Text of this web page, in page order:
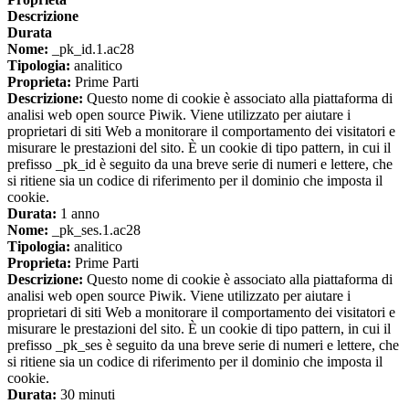
Descrizione
Durata
Nome: _pk_id.1.ac28
Tipologia: analitico
Proprieta: Prime Parti
Descrizione: Questo nome di cookie è associato alla piattaforma di
analisi web open source Piwik. Viene utilizzato per aiutare i
proprietari di siti Web a monitorare il comportamento dei visitatori e
misurare le prestazioni del sito. È un cookie di tipo pattern, in cui il
prefisso _pk_id è seguito da una breve serie di numeri e lettere, che
si ritiene sia un codice di riferimento per il dominio che imposta il
cookie.
Durata: 1 anno
Nome: _pk_ses.1.ac28
Tipologia: analitico
Proprieta: Prime Parti
Descrizione: Questo nome di cookie è associato alla piattaforma di
analisi web open source Piwik. Viene utilizzato per aiutare i
proprietari di siti Web a monitorare il comportamento dei visitatori e
misurare le prestazioni del sito. È un cookie di tipo pattern, in cui il
prefisso _pk_ses è seguito da una breve serie di numeri e lettere, che
si ritiene sia un codice di riferimento per il dominio che imposta il
cookie.
Durata: 30 minuti